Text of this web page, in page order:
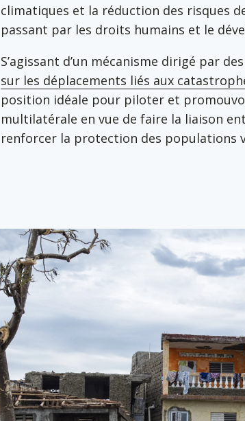
climatiques et la réduction des risques
passant par les droits humains et le
S’agissant d’un mécanisme dirigé par
sur les déplacements liés aux
position idéale pour piloter et
multilatérale en vue de faire la liaison
renforcer la protection des populations